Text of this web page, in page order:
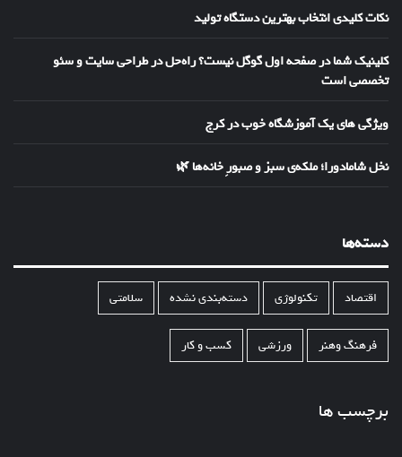
نکات کلیدی انتخاب بهترین دستگاه تولید
کلینیک شما در صفحه اول گوگل نیست؟ راه‌حل در طراحی سایت و سئو
تخصصی است
ویژگی های یک آموزشگاه خوب در کرج
نخل شامادورا؛ ملکه‌ی سبز و صبورِ خانه‌ها 🌿
دسته‌ها
اقتصاد تکنولوژی دسته‌بندی نشده سلامتی
فرهنگ وهنر ورزشی کسب و کار
برچسب ها